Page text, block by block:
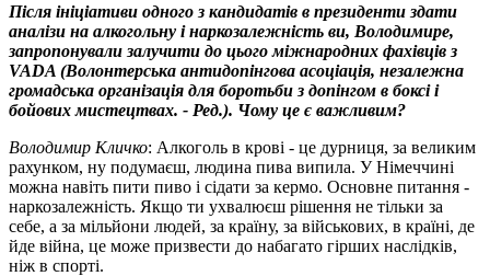
Після ініціативи одного з кандидатів в президенти здати
аналізи на алкогольну і наркозалежність ви, Володимире,
запропонували залучити до цього міжнародних фахівців з
VADA (Волонтерська антидопінгова асоціація, незалежна
громадська організація для боротьби з допінгом в боксі і
бойових мистецтвах. - Ред.). Чому це є важливим?
Володимир Кличко: Алкоголь в крові - це дурниця, за великим
рахунком, ну подумаєш, людина пива випила. У Німеччині
можна навіть пити пиво і сідати за кермо. Основне питання -
наркозалежність. Якщо ти ухвалюєш рішення не тільки за
себе, а за мільйони людей, за країну, за військових, в країні, де
йде війна, це може призвести до набагато гірших наслідків,
ніж в спорті.